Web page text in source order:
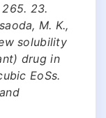
23.
M. K.,
solubility
drug in
EoSs.